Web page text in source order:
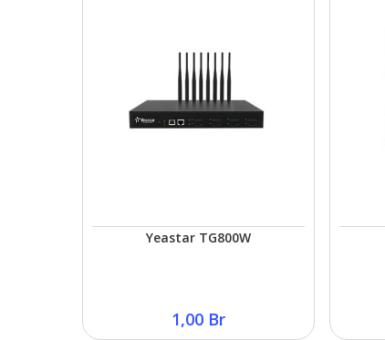
Yeastar TG800W
1,00 Br